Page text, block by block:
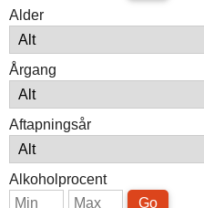
Alder
Årgang
Aftapningsår
Alkoholprocent
Go